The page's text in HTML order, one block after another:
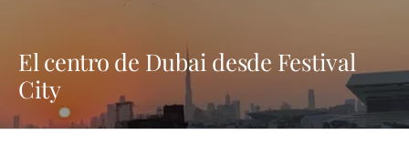
El centro de Dubai desde Festival
City